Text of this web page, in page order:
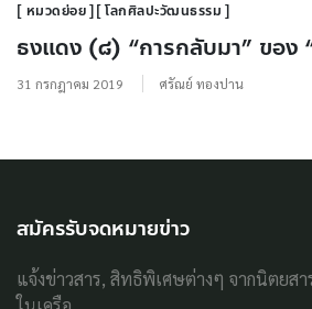
หมวดย่อย โลกศิลปะวัฒนธรรม
ธงแดง (๘) “การกลับมา” ของ
31 กรกฎาคม 2019 ศรัณย์ ทองปาน
สมัครรับจดหมายข่าว
แจ้งข่าวสาร, สิทธิพิเศษต่างๆ จากนิตยส